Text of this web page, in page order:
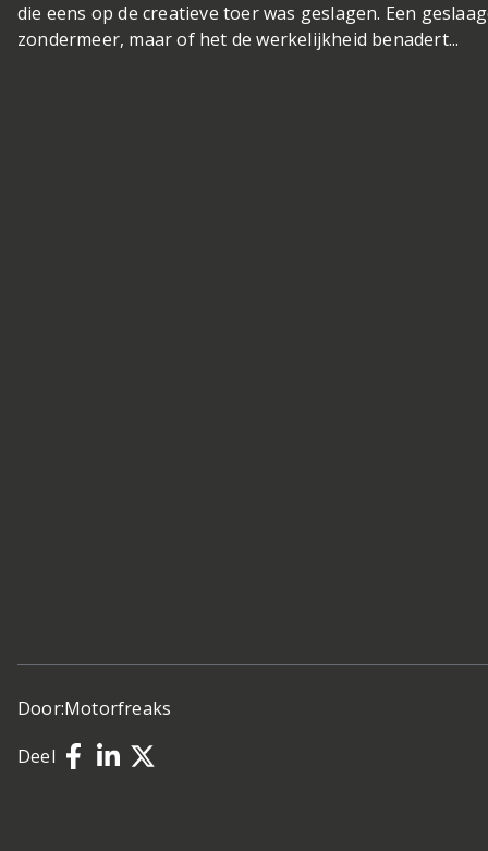
die eens op de creatieve toer was geslagen. Een
zondermeer, maar of het de werkelijkheid benadert...
Door:Motorfreaks
Deel